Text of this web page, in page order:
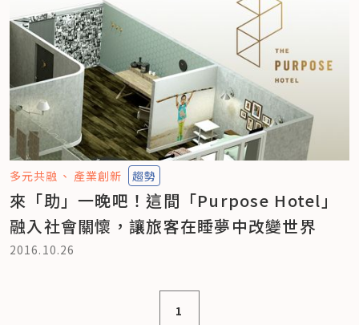
多元共融 產業創新 趨勢
來「助」一晚吧！這間「Purpose Hotel」
融入社會關懷，讓旅客在睡夢中改變世界
2016.10.26
1